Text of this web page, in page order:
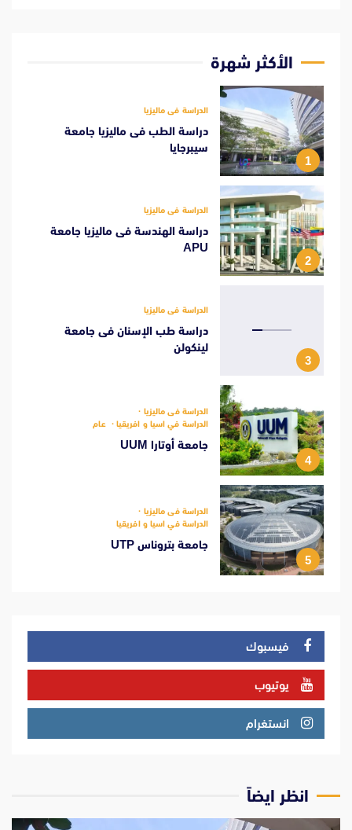
الأكثر شهرة
1
الدراسة فى ماليزيا
دراسة الطب فى ماليزيا جامعة
سيبرجايا
2
الدراسة فى ماليزيا
دراسة الهندسة فى ماليزيا جامعة
APU
3
الدراسة فى ماليزيا
دراسة طب الإسنان فى جامعة
لينكولن
4
الدراسة فى ماليزيا
الدراسة في اسيا و افريقيا
عام
جامعة أوتارا UUM
5
الدراسة فى ماليزيا
الدراسة في اسيا و افريقيا
جامعة بتروناس UTP
فيسبوك
يوتيوب
انستغرام
انظر ايضاً